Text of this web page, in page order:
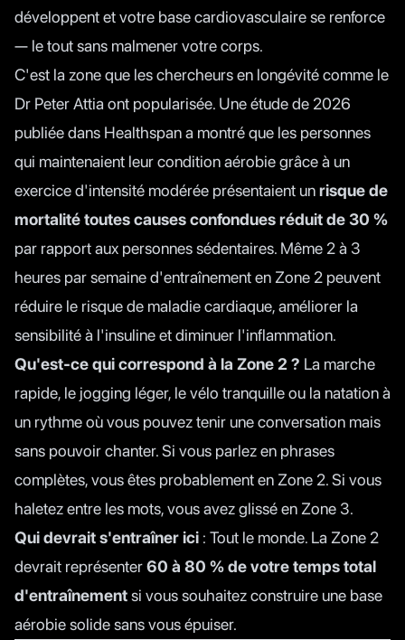
développent et votre base cardiovasculaire se renforce
— le tout sans malmener votre corps.
C'est la zone que les chercheurs en longévité comme le
Dr Peter Attia ont popularisée. Uneétude de 2026
publiée dans Healthspana montré que les personnes
qui maintenaient leur condition aérobie grâce à un
exercice d'intensité modérée présentaient unrisque de
mortalité toutes causes confondues réduit de 30 %
par rapport aux personnes sédentaires. Même 2 à 3
heures par semaine d'entraînement en Zone 2 peuvent
réduire le risque de maladie cardiaque, améliorer la
sensibilité à l'insuline et diminuer l'inflammation.
Qu'est-ce qui correspond à la Zone 2 ? La marche
rapide, le jogging léger, le vélo tranquille ou la natation à
un rythme où vous pouvez tenir une conversation mais
sans pouvoir chanter. Si vous parlez en phrases
complètes, vous êtes probablement en Zone 2. Si vous
haletez entre les mots, vous avez glissé en Zone 3.
Qui devrait s'entraîner ici : Tout le monde. La Zone 2
devrait représenter60 à 80 % de votre temps total
d'entraînementsi vous souhaitez construire une base
aérobie solide sans vous épuiser.